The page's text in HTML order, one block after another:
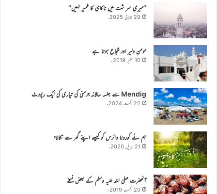
’’میری سر شت میں ناکامی کا خمیر نہیں‘‘
29 جولائی 2025ء
مومن دلیر اور شجاع ہوتا ہے
10 ستمبر 2019ء
Mendig سے جلسہ سالانہ جرمنی کی تیاری کی ایک رپورٹ
22 اگست 2024ء
ہم نے کورونا وائرس کو کیسے اپنے گھر سے نکالا؟
21 اپریل 2020ء
آنحضرت صلی اللہ علیہ وسلم کے بعض نسخے
20 اگست 2019ء